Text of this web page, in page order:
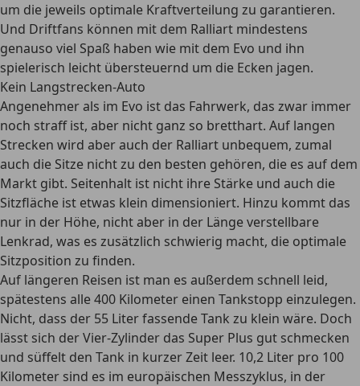
um die jeweils optimale Kraftverteilung zu garantieren.
Und Driftfans können mit dem Ralliart mindestens
genauso viel Spaß haben wie mit dem Evo und ihn
spielerisch leicht übersteuernd um die Ecken jagen.
Kein Langstrecken-Auto
Angenehmer als im Evo ist das Fahrwerk, das zwar immer
noch straff ist, aber nicht ganz so bretthart. Auf langen
Strecken wird aber auch der Ralliart unbequem, zumal
auch die Sitze nicht zu den besten gehören, die es auf dem
Markt gibt. Seitenhalt ist nicht ihre Stärke und auch die
Sitzfläche ist etwas klein dimensioniert. Hinzu kommt das
nur in der Höhe, nicht aber in der Länge verstellbare
Lenkrad, was es zusätzlich schwierig macht, die optimale
Sitzposition zu finden.
Auf längeren Reisen ist man es außerdem schnell leid,
spätestens alle 400 Kilometer einen Tankstopp einzulegen.
Nicht, dass der 55 Liter fassende Tank zu klein wäre. Doch
lässt sich der Vier-Zylinder das Super Plus gut schmecken
und süffelt den Tank in kurzer Zeit leer. 10,2 Liter pro 100
Kilometer sind es im europäischen Messzyklus, in der